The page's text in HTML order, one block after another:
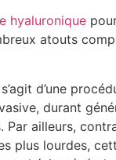
hyaluronique
atouts
d’une
durant
Par ailleurs,
plus lourdes,